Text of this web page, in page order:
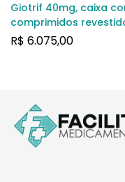
Giotrif 40mg, caixa
comprimidos
R$ 6.075,00